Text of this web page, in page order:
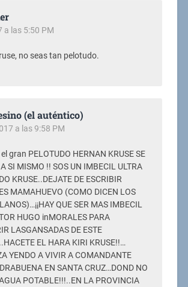
las 5:50 PM
no seas tan pelotudo.
(el auténtico)
a las 9:58 PM
gran PELOTUDO HERNAN KRUSE SE
SI MISMO !! SOS UN IMBECIL ULTRA
KRUSE..DEJATE DE ESCRIBIR
MAMAHUEVO (COMO DICEN LOS
QUE SER MAS IMBECIL
HUGO inMORALES PARA
LASGANSADAS DE ESTE
EL HARA KIRI KRUSE!!…
YENDO A VIVIR A COMANDANTE
EN SANTA CRUZ…DOND NO
POTABLE!!!..EN LA PROVINCIA